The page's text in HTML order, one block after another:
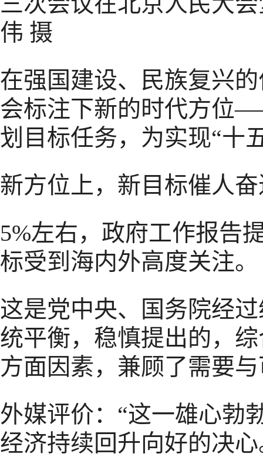
伟 摄
在强国建设、民族复兴
会标注下新的时代方位
划目标任务，为实现“十
新方位上，新目标催人
5%左右，政府工作报告
标受到海内外高度关注。
这是党中央、国务院经
统平衡，稳慎提出的，
方面因素，兼顾了需要
外媒评价：“这一雄心勃
经济持续回升向好的决心